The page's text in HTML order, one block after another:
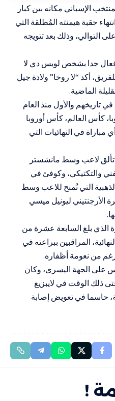
الإسباني مكانه بين كبار
حقبة هيمنته المُطلقة التي
التوالي، وذلك بعد تتويجه
جدا بشخص لويس دي لا
أكد “لا روخا” ولادة جيل
الماضية.
في تاريخهم والأول منذ العام
كأس العالم، كأس أوروبا
مباراة في النهائيات التي
تألق لاعب وسط مانشستر
والتكتيكي، وكوفئ في
التي تُمنح للاعب وسط
الأرجنتيني ليونيل ميسي
الذي بلغ السابعة عشرة من
المراقبين ببراعته في
من نعومة أظفاره.
على الجهة اليسرى، وكان
ذلك الوقت في لايبزيغ
حاسما في تعويض إصابة
!